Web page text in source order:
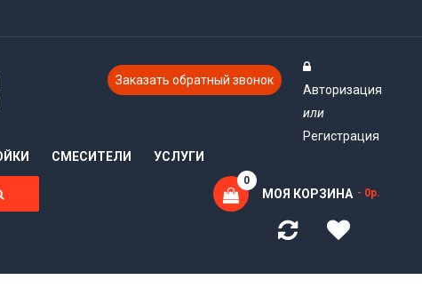
Заказать обратный звонок
СМЕСИТЕЛИ УСЛУГИ
Авторизация
или
Регистрация
МОЯ КОРЗИНА
0
- 0р.